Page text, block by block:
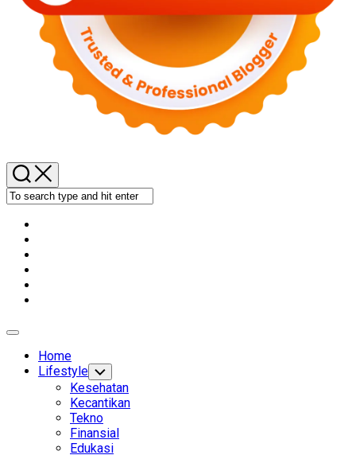
Expand
Home
Lifestyle Toggle
Child
Menu
Kesehatan
Kecantikan
Tekno
Finansial
Edukasi